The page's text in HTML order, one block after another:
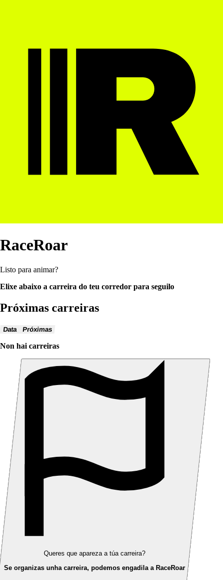
RaceRoar
Listo para animar?
Elixe abaixo a carreira do teu corredor para seguilo
Próximas carreiras
Data Próximas
Non hai carreiras
Queres que apareza a túa carreira?
Se organizas unha carreira, podemos engadila a RaceRoar